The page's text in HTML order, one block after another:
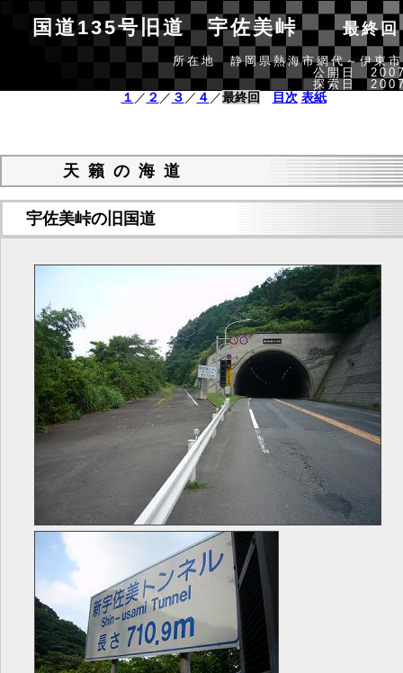
国道135号旧道 宇佐美峠最終回
所在地 静岡県熱海市網代～伊東
公開日
探索日
１ ／ ２ ／ ３ ／ ４ ／最終回 目次 表紙
天籟の海道
宇佐美峠の旧国道